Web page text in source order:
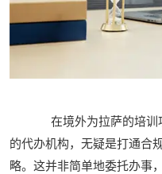
在境外为拉萨的培训
的代办机构，无疑是打通合
略。这并非简单地委托办事